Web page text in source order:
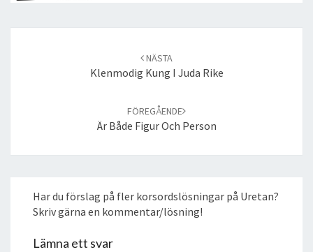
NÄSTA
Klenmodig Kung I Juda Rike
FÖREGÅENDE
Är Både Figur Och Person
Har du förslag på fler korsordslösningar på Uretan?
Skriv gärna en kommentar/lösning!
Lämna ett svar